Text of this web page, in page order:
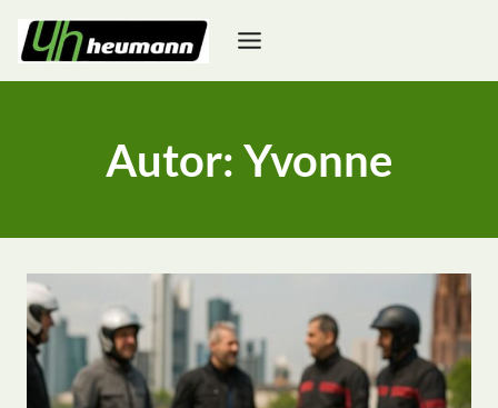
Inhalt
Autor: Yvonne